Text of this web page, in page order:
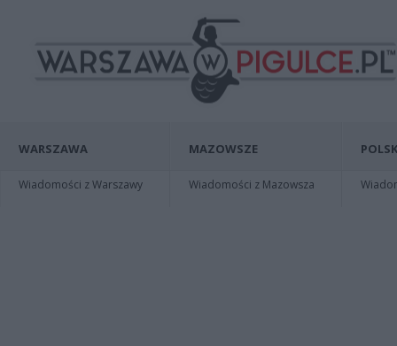
WARSZAWA
Wiadomości z Warszawy
MAZOWSZE
Wiadomości z Mazowsza